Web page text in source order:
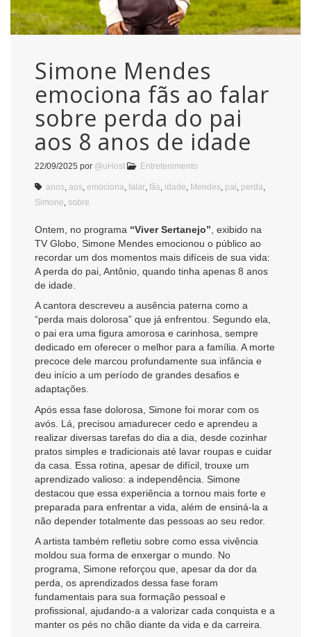
Simone Mendes
emociona fãs ao falar
sobre perda do pai
aos 8 anos de idade
22/09/2025 por @uHost Entretenimento
anos aos emociona falar fãs idade Mendes pai perda
Simone sobre
Ontem, no programa “Viver Sertanejo” , exibido na
TV Globo, Simone Mendes emocionou o público ao
recordar um dos momentos mais difíceis de sua vida:
A perda do pai, Antônio, quando tinha apenas 8 anos
de idade.
A cantora descreveu a ausência paterna como a
“perda mais dolorosa” que já enfrentou. Segundo ela,
o pai era uma figura amorosa e carinhosa, sempre
dedicado em oferecer o melhor para a família. A morte
precoce dele marcou profundamente sua infância e
deu início a um período de grandes desafios e
adaptações.
Após essa fase dolorosa, Simone foi morar com os
avós. Lá, precisou amadurecer cedo e aprendeu a
realizar diversas tarefas do dia a dia, desde cozinhar
pratos simples e tradicionais até lavar roupas e cuidar
da casa. Essa rotina, apesar de difícil, trouxe um
aprendizado valioso: a independência. Simone
destacou que essa experiência a tornou mais forte e
preparada para enfrentar a vida, além de ensiná-la a
não depender totalmente das pessoas ao seu redor.
A artista também refletiu sobre como essa vivência
moldou sua forma de enxergar o mundo. No
programa, Simone reforçou que, apesar da dor da
perda, os aprendizados dessa fase foram
fundamentais para sua formação pessoal e
profissional, ajudando-a a valorizar cada conquista e a
manter os pés no chão diante da vida e da carreira.